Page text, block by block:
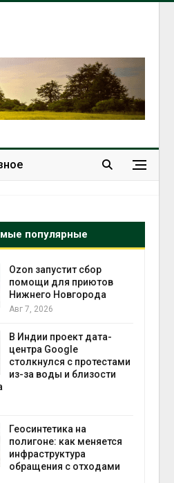
популярные
Ozon запустит сбор
помощи для приютов
Нижнего Новгорода
Авг 7, 2026
В Индии проект дата-
центра Google
столкнулся с протестами
из-за воды и близости
Геосинтетика на
полигоне: как меняется
инфраструктура
обращения с отходами